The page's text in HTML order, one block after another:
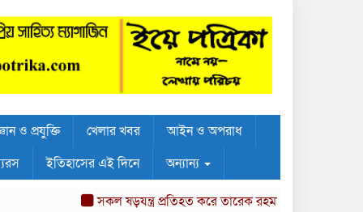
ও প্রযুক্তি খেলার খবর
আইন ও অপরাধ
ইতিহাসের এই দিনে অন্যান্য
সকল ষড়যন্ত্র প্রতিহত করে তারেক রহমানকে দেশে আনতে হবে: